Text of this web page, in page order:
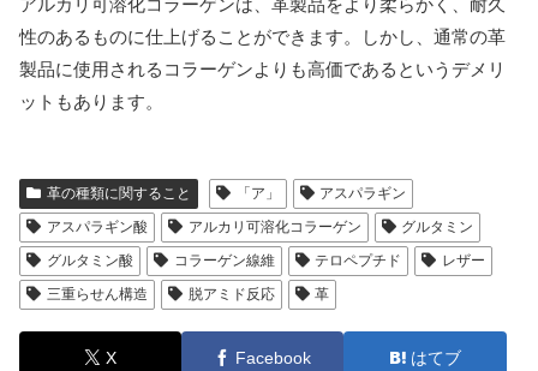
性のあるものに仕上げることができます。しかし、通常の革
製品に使用されるコラーゲンよりも高価であるというデメリ
ットもあります。
革の種類に関すること 「ア」
アスパラギン
アスパラギン酸
アルカリ可溶化コラーゲン
グルタミン
グルタミン酸
コラーゲン線維 テロペプチド
レザー
三重らせん構造
脱アミド反応 革
X Facebook はてブ